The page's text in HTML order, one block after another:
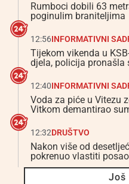
Rumboci dobili 63
poginulim braniteljima
12:56INFORMATIVNI
Tijekom vikenda u
djela, policija pronašla
12:40INFORMATIVNI
Voda za piće u Vitezu
Vitkom demantirao
12:32DRUŠTVO
Nakon više od
pokrenuo vlastiti
Još